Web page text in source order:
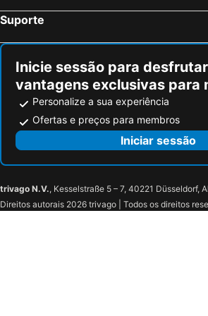
Bad Hofgastein, bed and breakfasts
Mühlbach am Hochkönig, bed and breakfasts
Suporte
Inicie sessão para
vantagens exclusivas para
Personalize a sua experiência
Ofertas e preços para membros
Iniciar sessão
trivago N.V., Kesselstraße 5 – 7, 40221 Düsseldorf,
Direitos autorais 2026 trivago | Todos os direitos